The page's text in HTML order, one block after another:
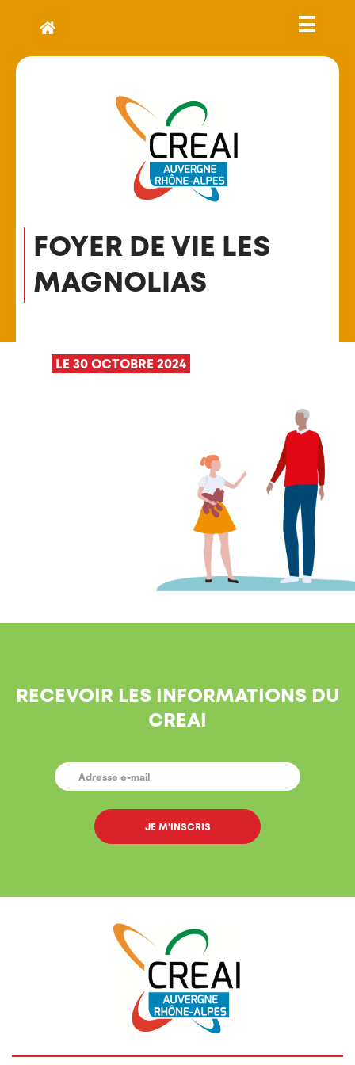
FOYER DE VIE LES
MAGNOLIAS
LE 30 OCTOBRE 2024
RECEVOIR LES INFORMATIONS DU
CREAI
E-
MAIL *